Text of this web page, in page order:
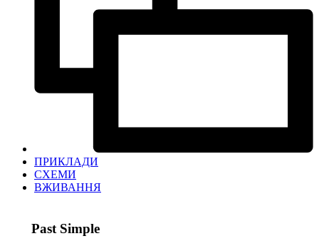
ПРИКЛАДИ
СХЕМИ
ВЖИВАННЯ
Past Simple